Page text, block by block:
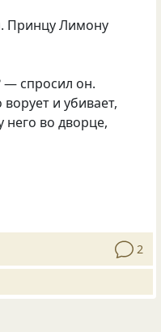
Принцу Лимону
— спросил он.
и убивает,
во дворце,
2